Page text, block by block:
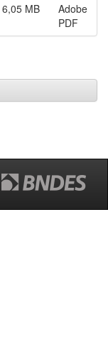
6,05 MB
Adobe
PDF